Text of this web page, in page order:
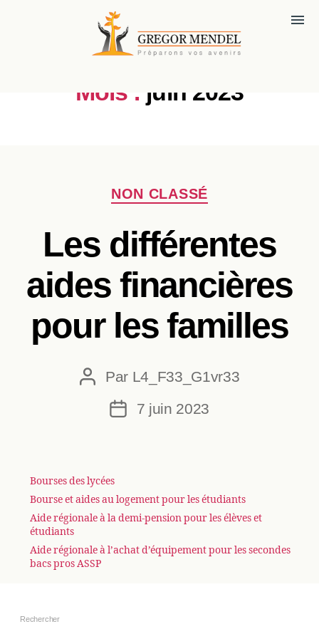
menu
Mois : juin 2023
Catégories
NON CLASSÉ
Les différentes
aides financières
pour les familles
Auteur
l’article
Par L4_F33_G1vr33
Date7 juin 2023
Bourses des lycées
Bourse et aides au logement pour les étudiants
Aide régionale à la demi-pension pour les élèves et
étudiants
Aide régionale à l’achat d’équipement pour les secondes
bacs pros ASSP
Rechercher